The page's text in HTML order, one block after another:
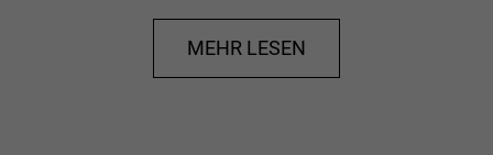
Luftdruck im Vorderreifen etwas zu reduzieren.
Wenn sich die Reifen zu weich oder zu hart
anfühlen, kannst du den Luftdruck erhöhen oder
MEHR LESEN